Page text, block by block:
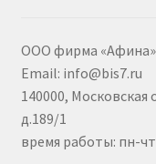
ООО фирма
Email: info@bis7.ru
140000,
д.189/1
время работы: пн-чт